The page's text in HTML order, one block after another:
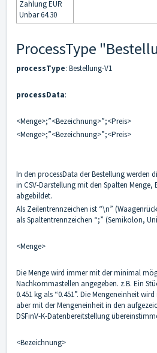
Zahlung EUR
Unbar 64.30
ProcessType
processType: Bestellung-V1
processData:
<Menge>;”<Bezeichnung>”;<Preis>
<Menge>;”<Bezeichnung>”;<Preis>
In den processData der Bestellung werden
in CSV-Darstellung mit den Spalten Menge,
abgebildet.
Als Zeilentrennzeichen ist “\n”
als Spaltentrennzeichen “;” (Semikolon,
<Menge>
Die Menge wird immer mit der minimal
Nachkommastellen angegeben. z.B. Ein
0.451 kg als “0.451”. Die Mengeneinheit
aber mit der Mengeneinheit in den
DSFinV-K-Datenbereitstellung
<Bezeichnung>